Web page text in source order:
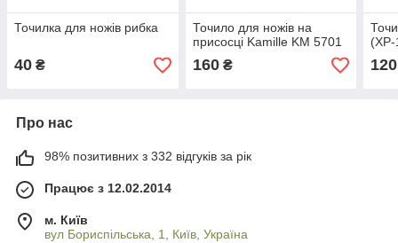
Точилка для ножів рибка
40 ₴
Точило для ножів на
присосці Kamille KM 5701
160₴ 120
Про нас
98% позитивних з 332 відгуків за рік
Працює з 12.02.2014
м. Київ
вул Бориспільська, 1, Київ, Україна